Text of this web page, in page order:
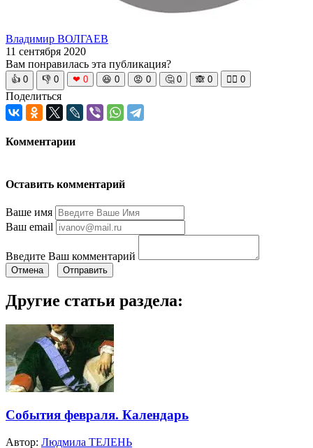
Владимир ВОЛГАЕВ
11 сентября 2020
Вам понравилась эта публикация?
👍 0 👎 0 ❤ 0 😆 0 😡 0 🤔 0 🙈 0 🧘‍♀️ 0
Поделиться
Комментарии
Оставить комментарий
Ваше имя
Ваш email
Введите Ваш комментарий
Отмена Отправить
Другие статьи раздела:
Cобытия февраля. Календарь
Автор: Людмила ТЕЛЕНЬ